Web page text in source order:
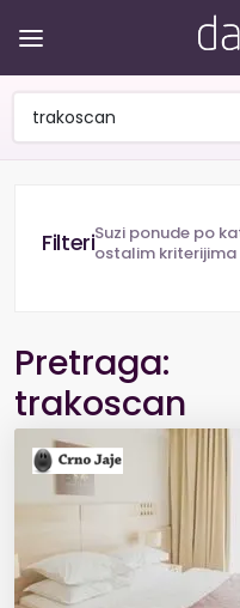
Suzi ponude po
ostalim kriterijima
Pretraga:
trakoscan